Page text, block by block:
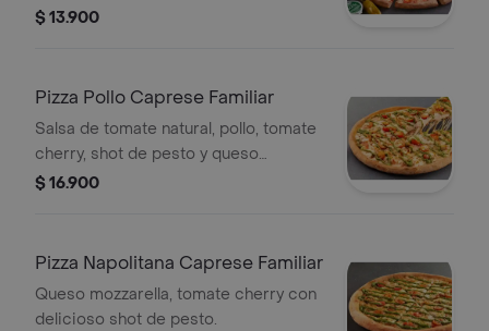
cherry.
$ 13.900
Pizza Pollo Caprese Familiar
Salsa de tomate natural, pollo, tomate
cherry, shot de pesto y queso
mozzarella.
$ 16.900
Pizza Napolitana Caprese Familiar
Queso mozzarella, tomate cherry con
delicioso shot de pesto.